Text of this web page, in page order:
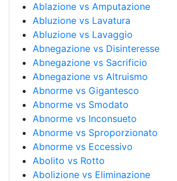
Ablazione vs Amputazione
Abluzione vs Lavatura
Abluzione vs Lavaggio
Abnegazione vs Disinteresse
Abnegazione vs Sacrificio
Abnegazione vs Altruismo
Abnorme vs Gigantesco
Abnorme vs Smodato
Abnorme vs Inconsueto
Abnorme vs Sproporzionato
Abnorme vs Eccessivo
Abolito vs Rotto
Abolizione vs Eliminazione